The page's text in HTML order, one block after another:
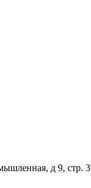
д 9, стр. 3